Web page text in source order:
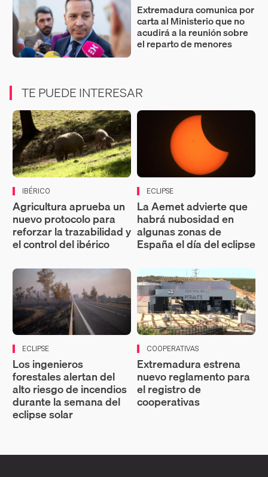
Extremadura comunica por
carta al Ministerio que no
acudirá a la reunión sobre
el reparto de menores
TE PUEDE INTERESAR
IBÉRICO
Agricultura aprueba un
nuevo protocolo para
reforzar la trazabilidad y
el control del ibérico
ECLIPSE
La Aemet advierte que
habrá nubosidad en
algunas zonas de
España el día del eclipse
ECLIPSE
Los ingenieros
forestales alertan del
alto riesgo de incendios
durante la semana del
eclipse solar
COOPERATIVAS
Extremadura estrena
nuevo reglamento para
el registro de
cooperativas